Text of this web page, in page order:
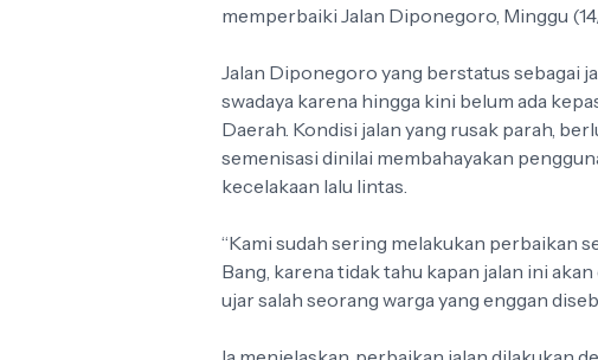
memperbaiki Jalan Diponegoro, Minggu
Jalan Diponegoro yang berstatus sebagai
swadaya karena hingga kini belum ada
Daerah. Kondisi jalan yang rusak parah,
semenisasi dinilai membahayakan
kecelakaan lalu lintas.
“Kami sudah sering melakukan perbaikan
Bang, karena tidak tahu kapan jalan ini
ujar salah seorang warga yang enggan